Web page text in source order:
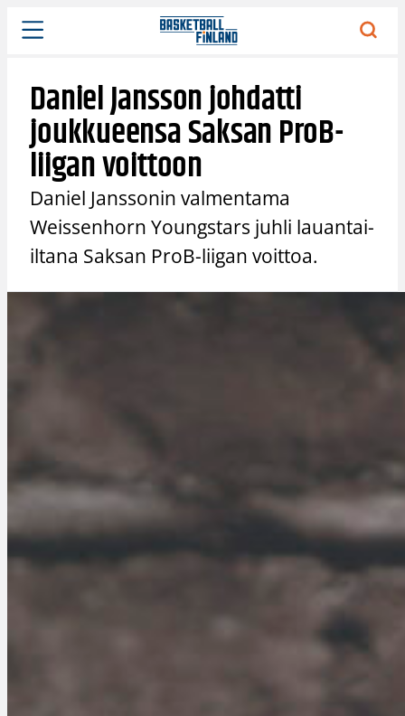
Siirry
sisältöön
Daniel Jansson johdatti
joukkueensa Saksan ProB-
liigan voittoon
Daniel Janssonin valmentama
Weissenhorn Youngstars juhli lauantai-
iltana Saksan ProB-liigan voittoa.